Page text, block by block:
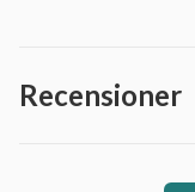
Recensioner